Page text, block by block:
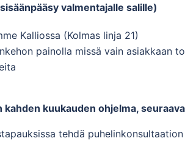
valmentajalle salille)
Kalliossa (Kolmas linja 21)
painolla missä vain asiakkaan
kuukauden ohjelma,
tehdä puhelinkonsultaation